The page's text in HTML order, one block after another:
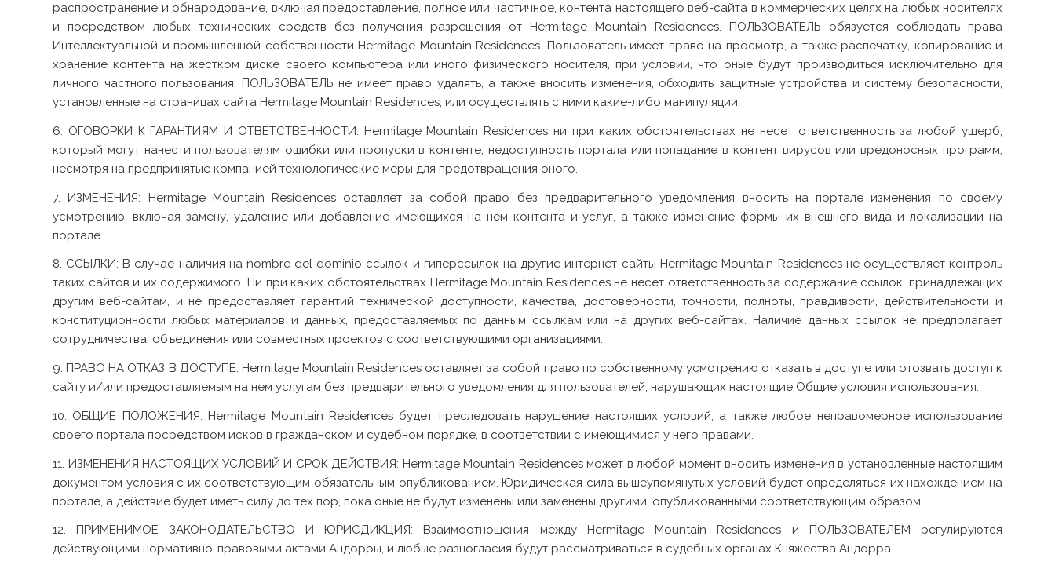
распространение и обнародование, включая предоставление, полное или частичное, контента настоящего веб-сайта в коммерческих целях на любых носителях
и посредством любых технических средств без получения разрешения от Hermitage Mountain Residences. ПОЛЬЗОВАТЕЛЬ обязуется соблюдать права
Интеллектуальной и промышленной собственности Hermitage Mountain Residences. Пользователь имеет право на просмотр, а также распечатку, копирование и
хранение контента на жестком диске своего компьютера или иного физического носителя, при условии, что оные будут производиться исключительно для
личного частного пользования. ПОЛЬЗОВАТЕЛЬ не имеет право удалять, а также вносить изменения, обходить защитные устройства и систему безопасности,
установленные на страницах сайта Hermitage Mountain Residences, или осуществлять с ними какие-либо манипуляции.
6. ОГОВОРКИ К ГАРАНТИЯМ И ОТВЕТСТВЕННОСТИ: Hermitage Mountain Residences ни при каких обстоятельствах не несет ответственность за любой ущерб,
который могут нанести пользователям ошибки или пропуски в контенте, недоступность портала или попадание в контент вирусов или вредоносных программ,
несмотря на предпринятые компанией технологические меры для предотвращения оного.
7. ИЗМЕНЕНИЯ: Hermitage Mountain Residences оставляет за собой право без предварительного уведомления вносить на портале изменения по своему
усмотрению, включая замену, удаление или добавление имеющихся на нем контента и услуг, а также изменение формы их внешнего вида и локализации на
портале.
8. ССЫЛКИ: В случае наличия на nombre del dominio ссылок и гиперссылок на другие интернет-сайты Hermitage Mountain Residences не осуществляет контроль
таких сайтов и их содержимого. Ни при каких обстоятельствах Hermitage Mountain Residences не несет ответственность за содержание ссылок, принадлежащих
другим веб-сайтам, и не предоставляет гарантий технической доступности, качества, достоверности, точности, полноты, правдивости, действительности и
конституционности любых материалов и данных, предоставляемых по данным ссылкам или на других веб-сайтах. Наличие данных ссылок не предполагает
сотрудничества, объединения или совместных проектов с соответствующими организациями.
9. ПРАВО НА ОТКАЗ В ДОСТУПЕ: Hermitage Mountain Residences оставляет за собой право по собственному усмотрению отказать в доступе или отозвать доступ к
сайту и/или предоставляемым на нем услугам без предварительного уведомления для пользователей, нарушающих настоящие Общие условия использования.
10. ОБЩИЕ ПОЛОЖЕНИЯ: Hermitage Mountain Residences будет преследовать нарушение настоящих условий, а также любое неправомерное использование
своего портала посредством исков в гражданском и судебном порядке, в соответствии с имеющимися у него правами.
11. ИЗМЕНЕНИЯ НАСТОЯЩИХ УСЛОВИЙ И СРОК ДЕЙСТВИЯ: Hermitage Mountain Residences может в любой момент вносить изменения в установленные настоящим
документом условия с их соответствующим обязательным опубликованием. Юридическая сила вышеупомянутых условий будет определяться их нахождением на
портале, а действие будет иметь силу до тех пор, пока оные не будут изменены или заменены другими, опубликованными соответствующим образом.
12. ПРИМЕНИМОЕ ЗАКОНОДАТЕЛЬСТВО И ЮРИСДИКЦИЯ: Взаимоотношения между Hermitage Mountain Residences и ПОЛЬЗОВАТЕЛЕМ регулируются
действующими нормативно-правовыми актами Андорры, и любые разногласия будут рассматриваться в судебных органах Княжества Андорра.